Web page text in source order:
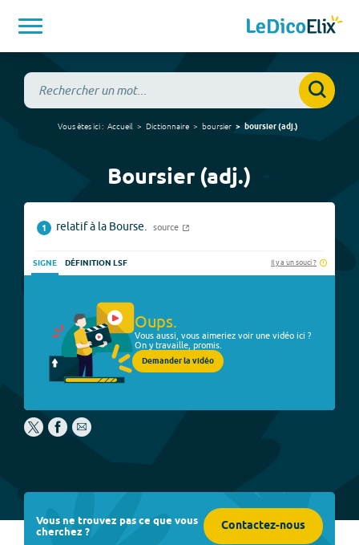
Vous êtes ici : Accueil Dictionnaire boursier boursier(adj.)
Boursier (adj.)
1 relatif à la Bourse. source
SIGNE DÉFINITION LSF Il y a un souci ?
Oups.
Vous aussi, vous aimeriez voir une vidéo ici ?
On y travaille, promis.
Demander la vidéo
Vous ne trouvez pas ce que vous
cherchez ? Contactez-nous